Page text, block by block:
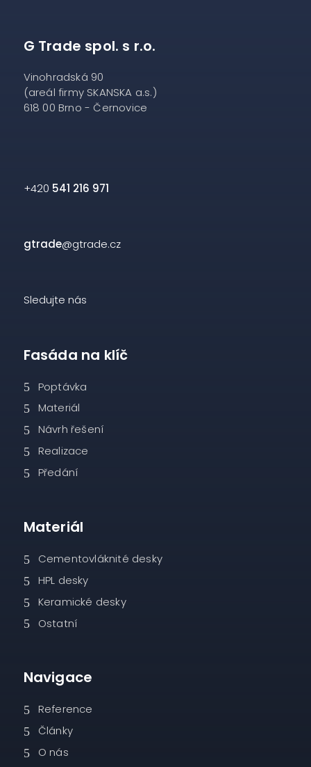
G Trade spol. s r.o.
Vinohradská 90
(areál firmy SKANSKA a.s.)
618 00 Brno - Černovice
+420 541 216 971
gtrade@gtrade.cz
Sledujte nás
Fasáda na klíč
Poptávka
Materiál
Návrh řešení
Realizace
Předání
Materiál
Cementovláknité desky
HPL desky
Keramické desky
Ostatní
Navigace
Reference
Články
O nás